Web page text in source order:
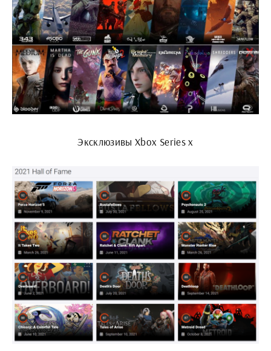
Эксклюзивы Xbox Series x